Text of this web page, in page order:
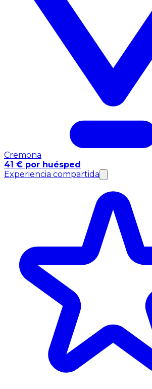
Cremona
41 € por huésped
Experiencia compartida